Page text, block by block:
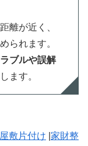
離が近く、
られます。
ラブルや誤解
ます。
敷片付け 家財整